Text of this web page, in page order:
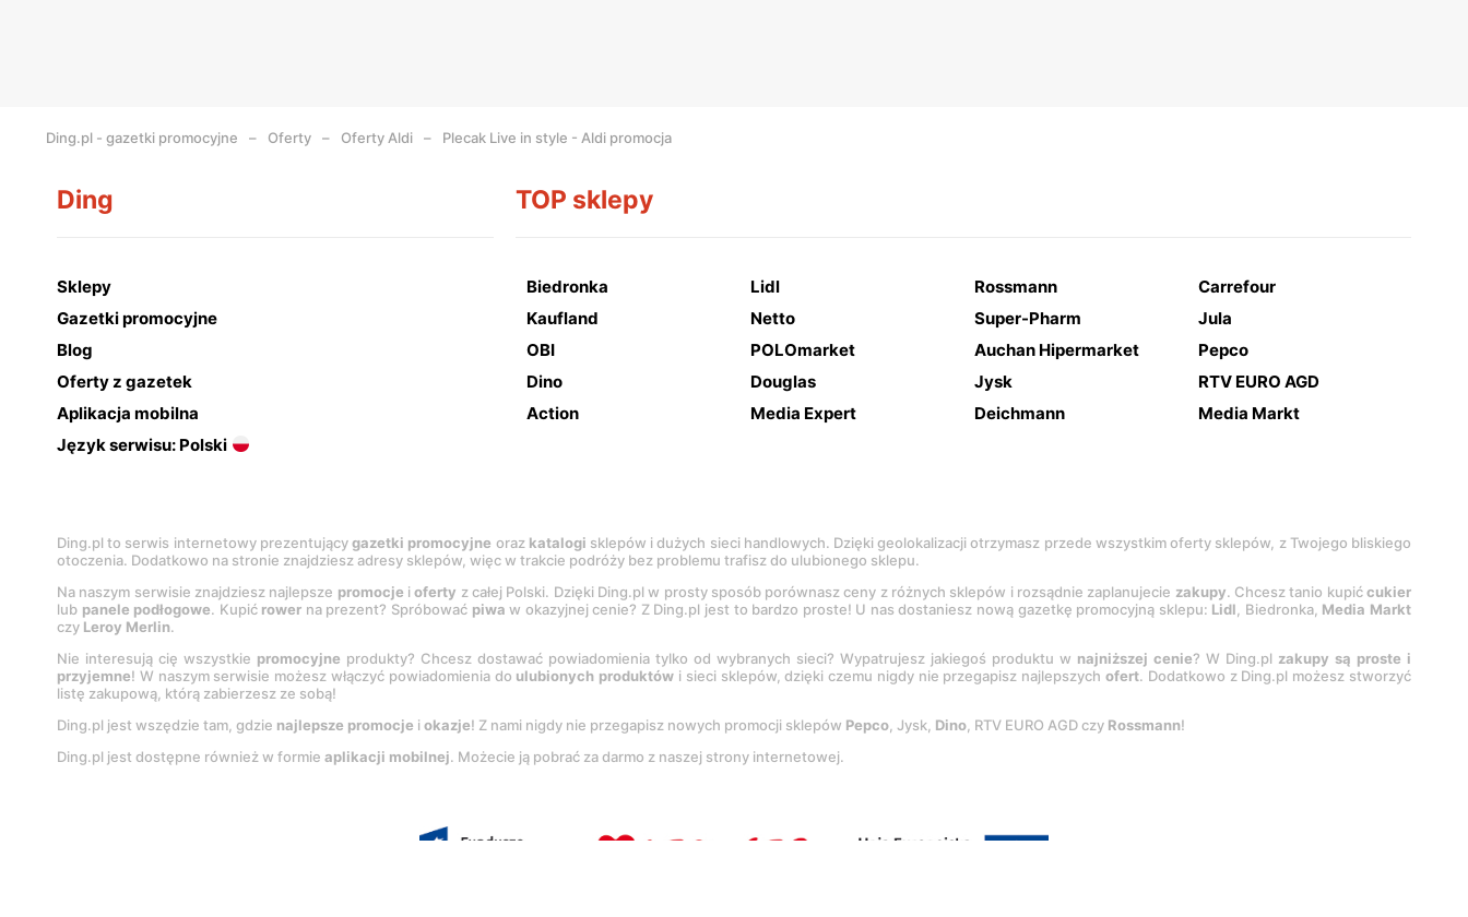
Ding.pl - gazetki promocyjne Oferty Oferty Aldi Plecak Live in style - Aldi promocja
Ding
Sklepy
Gazetki promocyjne
Blog
Oferty z gazetek
Aplikacja mobilna
Język serwisu: Polski
TOP sklepy
Biedronka Lidl Rossmann
Carrefour
Kaufland
Netto Super-Pharm
Jula
OBI
POLOmarket Auchan Hipermarket
Pepco
Dino
Douglas Jysk
RTV EURO AGD
Action
Media Expert Deichmann Media Markt
Ding.pl to serwis internetowy prezentującygazetki promocyjne oraz katalogi sklepów i dużych sieci handlowych. Dzięki geolokalizacji otrzymasz przede wszystkim oferty sklepów, z Twojego bliskiego
otoczenia. Dodatkowo na stronie znajdziesz adresy sklepów, więc w trakcie podróży bez problemu trafisz do ulubionego sklepu.
Na naszym serwisie znajdziesz najlepsze promocje ioferty z całej Polski. Dzięki Ding.pl w prosty sposób porównasz ceny z różnych sklepów i rozsądnie zaplanujecie zakupy. Chcesz tanio kupićcukier
lub panele podłogowe. Kupić rower na prezent? Spróbować piwa w okazyjnej cenie? Z Ding.pl jest to bardzo proste! U nas dostaniesz nową gazetkę promocyjną sklepu: Lidl, Biedronka, Media Markt
czy Leroy Merlin.
Nie interesują cię wszystkie promocyjne produkty? Chcesz dostawać powiadomienia tylko od wybranych sieci? Wypatrujesz jakiegoś produktu w najniższej cenie? W Ding.pl zakupy są proste i
przyjemne! W naszym serwisie możesz włączyć powiadomienia do ulubionych produktów i sieci sklepów, dzięki czemu nigdy nie przegapisz najlepszychofert. Dodatkowo z Ding.pl możesz stworzyć
listę zakupową, którą zabierzesz ze sobą!
Ding.pl jest wszędzie tam, gdzie najlepsze promocje i okazje! Z nami nigdy nie przegapisz nowych promocji sklepów Pepco, Jysk, Dino, RTV EURO AGD czy Rossmann!
Ding.pl jest dostępne również w formie aplikacji mobilnej. Możecie ją pobrać za darmo z naszej strony internetowej.